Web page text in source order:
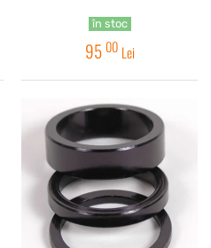
în stoc
95 00 Lei